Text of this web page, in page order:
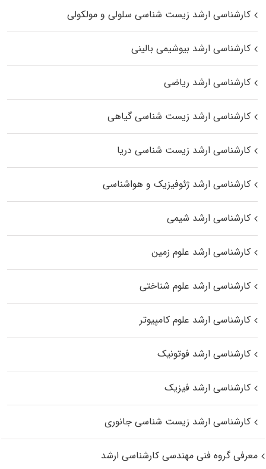
کارشناسی ارشد زیست شناسی سلولی و مولکولی
کارشناسی ارشد بیوشیمی بالینی
کارشناسی ارشد ریاضی
کارشناسی ارشد زیست‌ شناسی گیاهی
کارشناسی ارشد زیست‌ شناسی دریا
کارشناسی ارشد ژئوفیزیک و هواشناسی
کارشناسی ارشد شیمی
کارشناسی ارشد علوم زمین
کارشناسی ارشد علوم شناختی
کارشناسی ارشد علوم کامپیوتر
کارشناسی ارشد فوتونیک
کارشناسی ارشد فیزیک
کارشناسی ارشد زیست‌ شناسی جانوری
معرفی گروه فنی مهندسی کارشناسی ارشد